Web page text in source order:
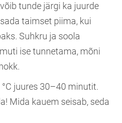
tunde järgi ka juurde
taimset piima, kui
Suhkru ja soola
ise tunnetama, mõni
juures 30–40 minutit.
Mida kauem seisab, seda